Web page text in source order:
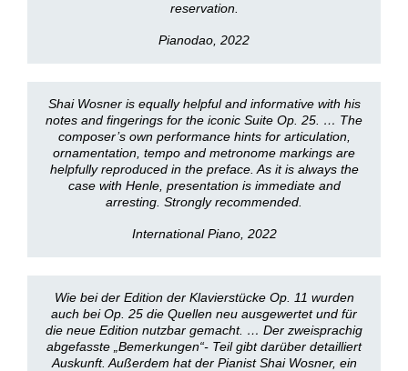
reservation.
Pianodao, 2022
Shai Wosner is equally helpful and informative with his
notes and fingerings for the iconic Suite Op. 25. … The
composer’s own performance hints for articulation,
ornamentation, tempo and metronome markings are
helpfully reproduced in the preface. As it is always the
case with Henle, presentation is immediate and
arresting. Strongly recommended.
International Piano, 2022
Wie bei der Edition der Klavierstücke Op. 11 wurden
auch bei Op. 25 die Quellen neu ausgewertet und für
die neue Edition nutzbar gemacht. … Der zweisprachig
abgefasste „Bemerkungen“- Teil gibt darüber detailliert
Auskunft. Außerdem hat der Pianist Shai Wosner, ein